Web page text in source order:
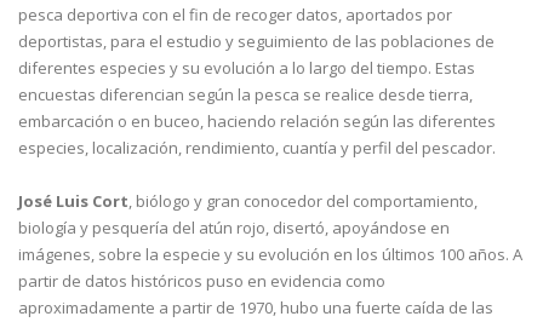
pesca deportiva con el fin de recoger datos, aportados por
deportistas, para el estudio y seguimiento de las poblaciones de
diferentes especies y su evolución a lo largo del tiempo. Estas
encuestas diferencian según la pesca se realice desde tierra,
embarcación o en buceo, haciendo relación según las diferentes
especies, localización, rendimiento, cuantía y perfil del pescador.
José Luis Cort, biólogo y gran conocedor del comportamiento,
biología y pesquería del atún rojo, disertó, apoyándose en
imágenes, sobre la especie y su evolución en los últimos 100 años. A
partir de datos históricos puso en evidencia como
aproximadamente a partir de 1970, hubo una fuerte caída de las